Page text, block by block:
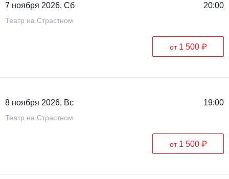
7 ноября 2026, Сб 20:00
Театр на Страстном
от 1 500 ₽
8 ноября 2026, Вс 19:00
Театр на Страстном
от 1 500 ₽